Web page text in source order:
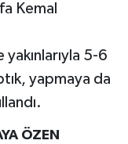
Kemal
5-6
yapmaya da
ÖZEN